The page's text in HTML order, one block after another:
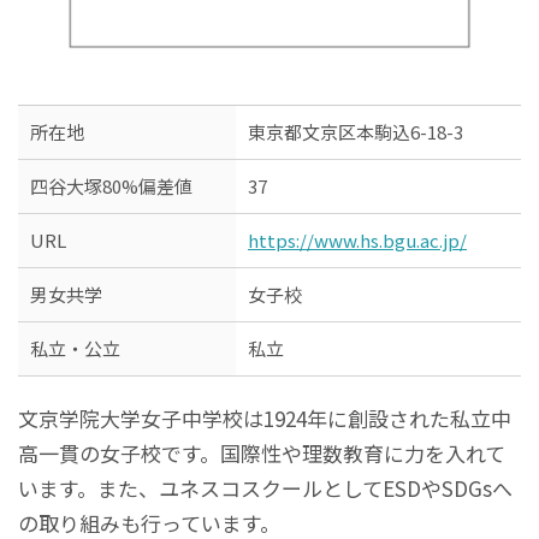
所在地 東京都文京区本駒込6-18-3
四谷大塚80%偏差値 37
URL https://www.hs.bgu.ac.jp/
男女共学 女子校
私立・公立 私立
文京学院大学女子中学校は1924年に創設された私立中
高一貫の女子校です。国際性や理数教育に力を入れて
います。また、ユネスコスクールとしてESDやSDGsへ
の取り組みも行っています。